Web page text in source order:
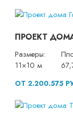
ПРОЕКТ
Размеры:
11×10 м
ОТ 2.200.575